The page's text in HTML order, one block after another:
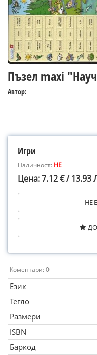
Пъзел maxi
Автор:
Игри
Наличност: НЕ
Цена: 7.12 € / 13.93
НЕ
Коментари: 0
Език
Тегло
Размери
ISBN
Баркод